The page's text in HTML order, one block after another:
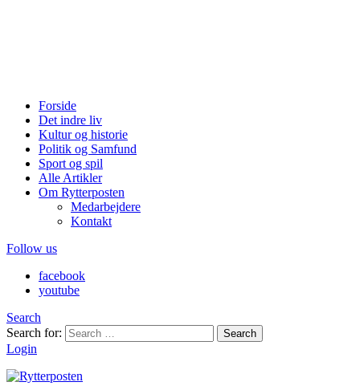
Forside
Det indre liv
Kultur og historie
Politik og Samfund
Sport og spil
Alle Artikler
Om Rytterposten
Medarbejdere
Kontakt
Follow us
facebook
youtube
Search
Search for:
Search
Login